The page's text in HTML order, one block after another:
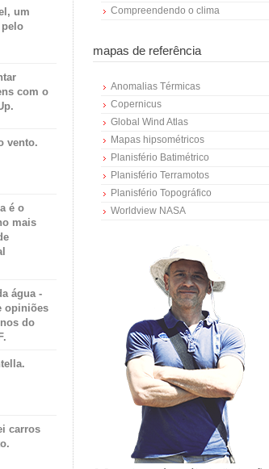
um
pelo
com o
vento.
é o
mais
água -
opiniões
do
carros
Compreendendo o clima
mapas de referência
Anomalias Térmicas
Copernicus
Global Wind Atlas
Mapas hipsométricos
Planisfério Batimétrico
Planisfério Terramotos
Planisfério Topográfico
Worldview NASA